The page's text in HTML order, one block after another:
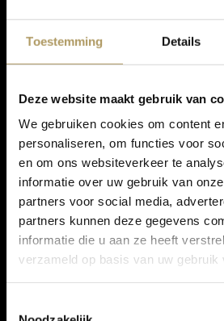
Toestemming Details
Deze website maakt gebruik van
We gebruiken cookies om content
personaliseren, om functies voor
en om ons websiteverkeer te
informatie over uw gebruik van
partners voor social media,
partners kunnen deze gegevens
informatie die u aan ze heeft
verzameld op basis van uw gebruik